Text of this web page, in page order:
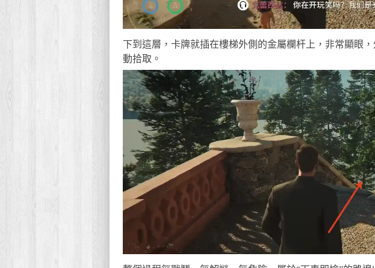
下到這層，卡牌就插在樓梯外側的金屬欄杆上，非常顯眼
動拾取。